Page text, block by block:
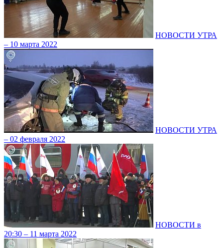
НОВОСТИ УТРА
– 10 марта 2022
НОВОСТИ УТРА
– 02 февраля 2022
НОВОСТИ в
20:30 – 11 марта 2022